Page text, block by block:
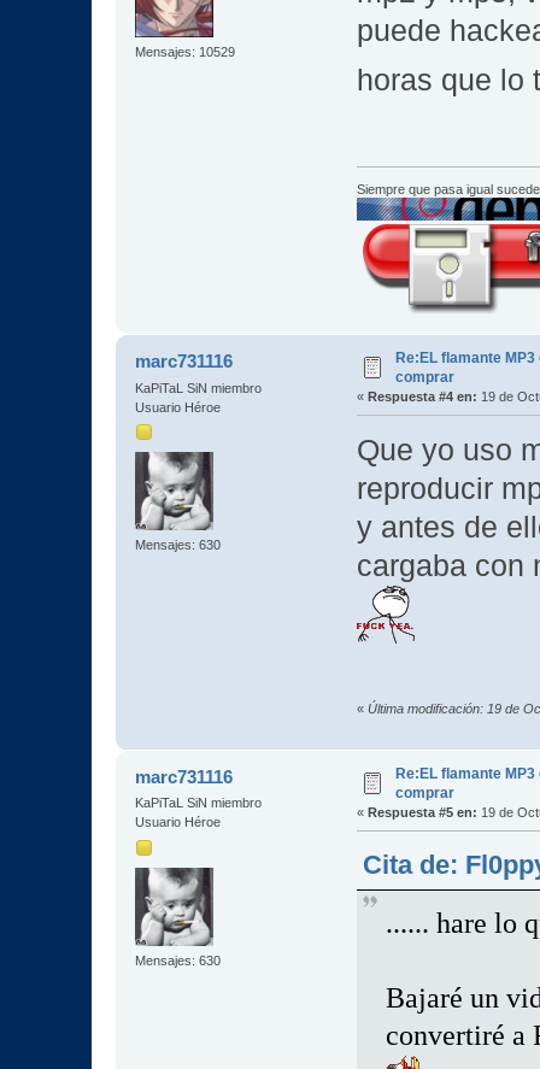
Mensajes: 10529
puede
horas que
Siempre que pasa igual
marc731116
KaPiTaL SiN miembro
Usuario Héroe
Mensajes: 630
Re:EL flamante MP3
comprar
« Respuesta #4 en: 19 de
Que yo uso
reproducir
y antes de
cargaba con
« Última modificación: 19 de
marc731116
KaPiTaL SiN miembro
Usuario Héroe
Mensajes: 630
Re:EL flamante MP3
comprar
« Respuesta #5 en: 19 de
Cita de:
...... hare lo
Bajaré un
convertiré